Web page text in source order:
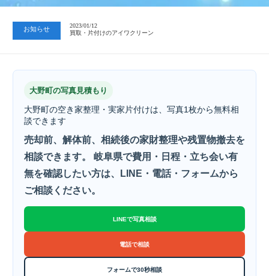
お知らせ
2023/01/12
買取・片付けのアイワクリーン
中日新聞 岐阜版「空き家対策SOS」コーナーに掲載いただきまし…
大野町の写真見積もり
大野町の空き家整理・実家片付けは、写真1枚から無料相
談できます
売却前、解体前、相続後の家財整理や残置物撤去を
相談できます。 岐阜県で費用・日程・立ち会い有
無を確認したい方は、LINE・電話・フォームから
ご相談ください。
LINEで写真相談
電話で相談
フォームで30秒相談